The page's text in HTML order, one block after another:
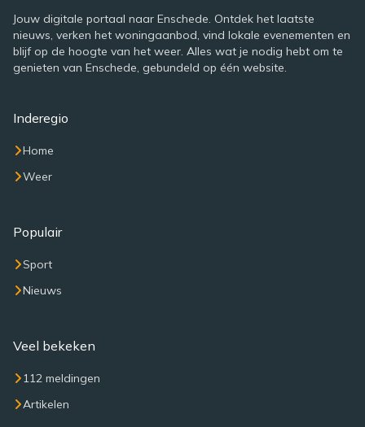
Jouw digitale portaal naar Enschede. Ontdek het laatste
nieuws, verken het woningaanbod, vind lokale evenementen en
blijf op de hoogte van het weer. Alles wat je nodig hebt om te
genieten van Enschede, gebundeld op één website.
Inderegio
Home
Weer
Populair
Sport
Nieuws
Veel bekeken
112 meldingen
Artikelen